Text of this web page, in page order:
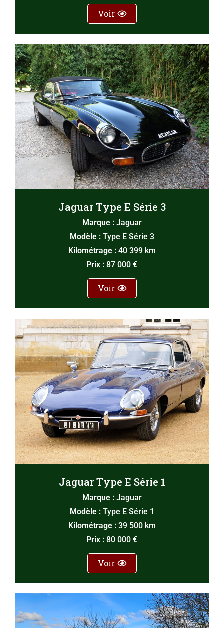
Voir
Jaguar Type E Série 3
Marque : Jaguar
Modèle : Type E Série 3
Kilométrage : 40 399 km
Prix : 87 000 €
Voir
Jaguar Type E Série 1
Marque : Jaguar
Modèle : Type E Série 1
Kilométrage : 39 500 km
Prix : 80 000 €
Voir